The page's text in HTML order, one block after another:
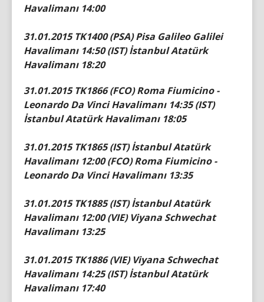
Havalimanı 14:00
31.01.2015 TK1400 (PSA) Pisa Galileo Galilei
Havalimanı 14:50 (IST) İstanbul Atatürk
Havalimanı 18:20
31.01.2015 TK1866 (FCO) Roma Fiumicino -
Leonardo Da Vinci Havalimanı 14:35 (IST)
İstanbul Atatürk Havalimanı 18:05
31.01.2015 TK1865 (IST) İstanbul Atatürk
Havalimanı 12:00 (FCO) Roma Fiumicino -
Leonardo Da Vinci Havalimanı 13:35
31.01.2015 TK1885 (IST) İstanbul Atatürk
Havalimanı 12:00 (VIE) Viyana Schwechat
Havalimanı 13:25
31.01.2015 TK1886 (VIE) Viyana Schwechat
Havalimanı 14:25 (IST) İstanbul Atatürk
Havalimanı 17:40